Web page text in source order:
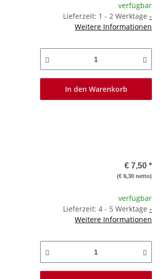
verfügbar
Lieferzeit: 1 - 2 Werktage -
Weitere Informationen
In den Warenkorb
€ 7,50 *
(€ 6,30 netto)
verfügbar
Lieferzeit: 4 - 5 Werktage -
Weitere Informationen